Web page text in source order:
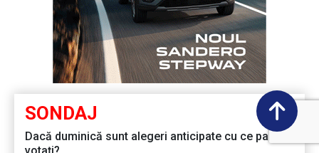
SONDAJ
Dacă duminică sunt alegeri anticipate cu ce partid